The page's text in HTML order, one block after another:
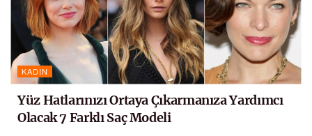
KADIN
Yüz Hatlarınızı Ortaya Çıkarmanıza Yardımcı
Olacak 7 Farklı Saç Modeli